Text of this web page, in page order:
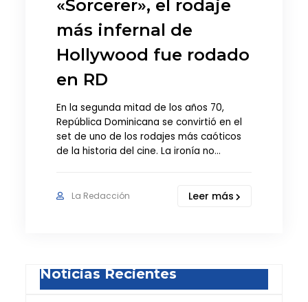
«Sorcerer», el rodaje
más infernal de
Hollywood fue rodado
en RD
En la segunda mitad de los años 70,
República Dominicana se convirtió en el
set de uno de los rodajes más caóticos
de la historia del cine. La ironía no…
La Redacción Leer más
Noticias Recientes